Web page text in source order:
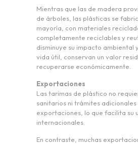
Mientras que las de madera
de árboles, las plásticas se
mayoría, con materiales
completamente reciclables y
disminuye su impacto ambiental
vida útil, conservan un valor
recuperarse económicamente.
Exportaciones
Las tarimas de plástico no
sanitarios ni trámites adicionales
exportaciones, lo que facilita su
internacionales.
En contraste, muchas